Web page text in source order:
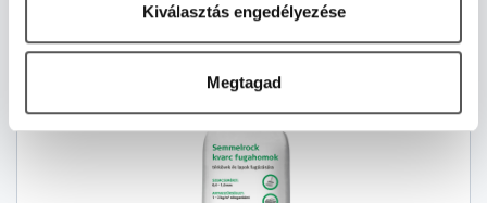
Kiválasztás engedélyezése
Megtagad
Ajánlatot kérek